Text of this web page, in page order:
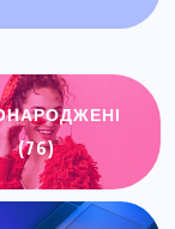
(76)